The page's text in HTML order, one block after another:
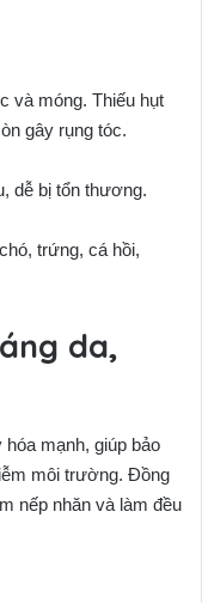
và móng. Thiếu hụt
gây rụng tóc.
dễ bị tổn thương.
trứng, cá hồi,
da,
mạnh, giúp bảo
môi trường. Đồng
nếp nhăn và làm đều